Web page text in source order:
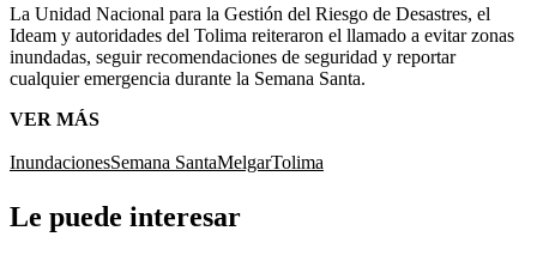
La Unidad Nacional para la Gestión del Riesgo de Desastres, el
Ideam y autoridades del Tolima reiteraron el llamado a evitar zonas
inundadas, seguir recomendaciones de seguridad y reportar
cualquier emergencia durante la Semana Santa.
VER MÁS
InundacionesSemana SantaMelgarTolima
Le puede interesar